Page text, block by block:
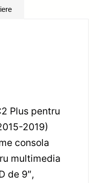
Plus pentru
2019)
consola
multimedia
de 9″,